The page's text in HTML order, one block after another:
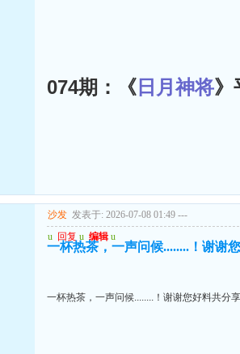
074期：《 日月神将》
沙发 发表于: 2026-07-08 01:49 ---
u 回复 u 编辑 u
一杯热茶，一声问候........！谢谢
一杯热茶，一声问候........！谢谢您好料共分